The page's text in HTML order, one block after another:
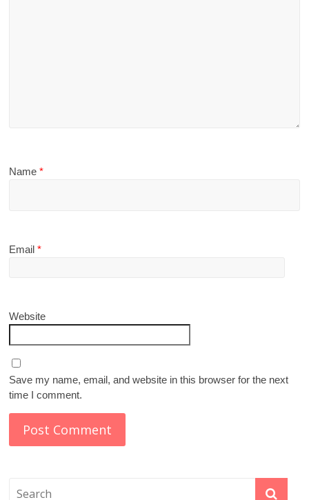
Name*
Email*
Website
Save my name, email, and website in this browser for the next
time I comment.